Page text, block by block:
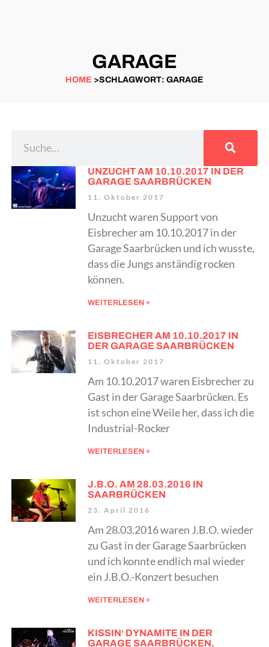
GARAGE
HOME >SCHLAGWORT: GARAGE
UNZUCHT AM 10.10.2017 IN DER
GARAGE SAARBRÜCKEN
11. Oktober 2017
Unzucht waren Support von
Eisbrecher am 10.10.2017 in der
Garage Saarbrücken und ich wusste,
dass die Jungs anständig rocken
können.
WEITERLESEN »
EISBRECHER AM 10.10.2017 IN
DER GARAGE SAARBRÜCKEN
11. Oktober 2017
Am 10.10.2017 waren Eisbrecher zu
Gast in der Garage Saarbrücken. Es
ist schon eine Weile her, dass ich die
Industrial-Rocker
WEITERLESEN »
J.B.O. AM 28.03.2016 IN
SAARBRÜCKEN
23. April 2016
Am 28.03.2016 waren J.B.O. wieder
zu Gast in der Garage Saarbrücken
und ich konnte endlich mal wieder
ein J.B.O.-Konzert besuchen
WEITERLESEN »
KISSIN‘ DYNAMITE IN DER
GARAGE SAARBRÜCKEN,